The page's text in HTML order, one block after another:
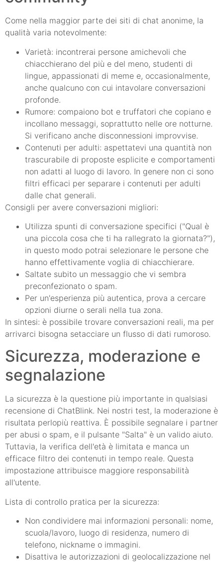
Come nella maggior parte dei siti di chat anonime, la
qualità varia notevolmente:
Varietà: incontrerai persone amichevoli che
chiacchierano del più e del meno, studenti di
lingue, appassionati di meme e, occasionalmente,
anche qualcuno con cui intavolare conversazioni
profonde.
Rumore: compaiono bot e truffatori che copiano e
incollano messaggi, soprattutto nelle ore notturne.
Si verificano anche disconnessioni improvvise.
Contenuti per adulti: aspettatevi una quantità non
trascurabile di proposte esplicite e comportamenti
non adatti al luogo di lavoro. In genere non ci sono
filtri efficaci per separare i contenuti per adulti
dalle chat generali.
Consigli per avere conversazioni migliori:
Utilizza spunti di conversazione specifici ("Qual è
una piccola cosa che ti ha rallegrato la giornata?"),
in questo modo potrai selezionare le persone che
hanno effettivamente voglia di chiacchierare.
Saltate subito un messaggio che vi sembra
preconfezionato o spam.
Per un'esperienza più autentica, prova a cercare
opzioni diurne o serali nella tua zona.
In sintesi: è possibile trovare conversazioni reali, ma per
arrivarci bisogna setacciare un flusso di dati rumoroso.
Sicurezza, moderazione e
segnalazione
La sicurezza è la questione più importante in qualsiasi
recensione di ChatBlink. Nei nostri test, la moderazione è
risultata perlopiù reattiva. È possibile segnalare i partner
per abusi o spam, e il pulsante "Salta" è un valido aiuto.
Tuttavia, la verifica dell'età è limitata e manca un
efficace filtro dei contenuti in tempo reale. Questa
impostazione attribuisce maggiore responsabilità
all'utente.
Lista di controllo pratica per la sicurezza:
Non condividere mai informazioni personali: nome,
scuola/lavoro, luogo di residenza, numero di
telefono, nickname o immagini.
Disattiva le autorizzazioni di geolocalizzazione nel